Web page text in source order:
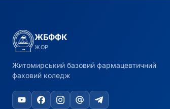
ЖБФФК
ЖОР
Житомирський базовий фармацевтичний
фаховий коледж